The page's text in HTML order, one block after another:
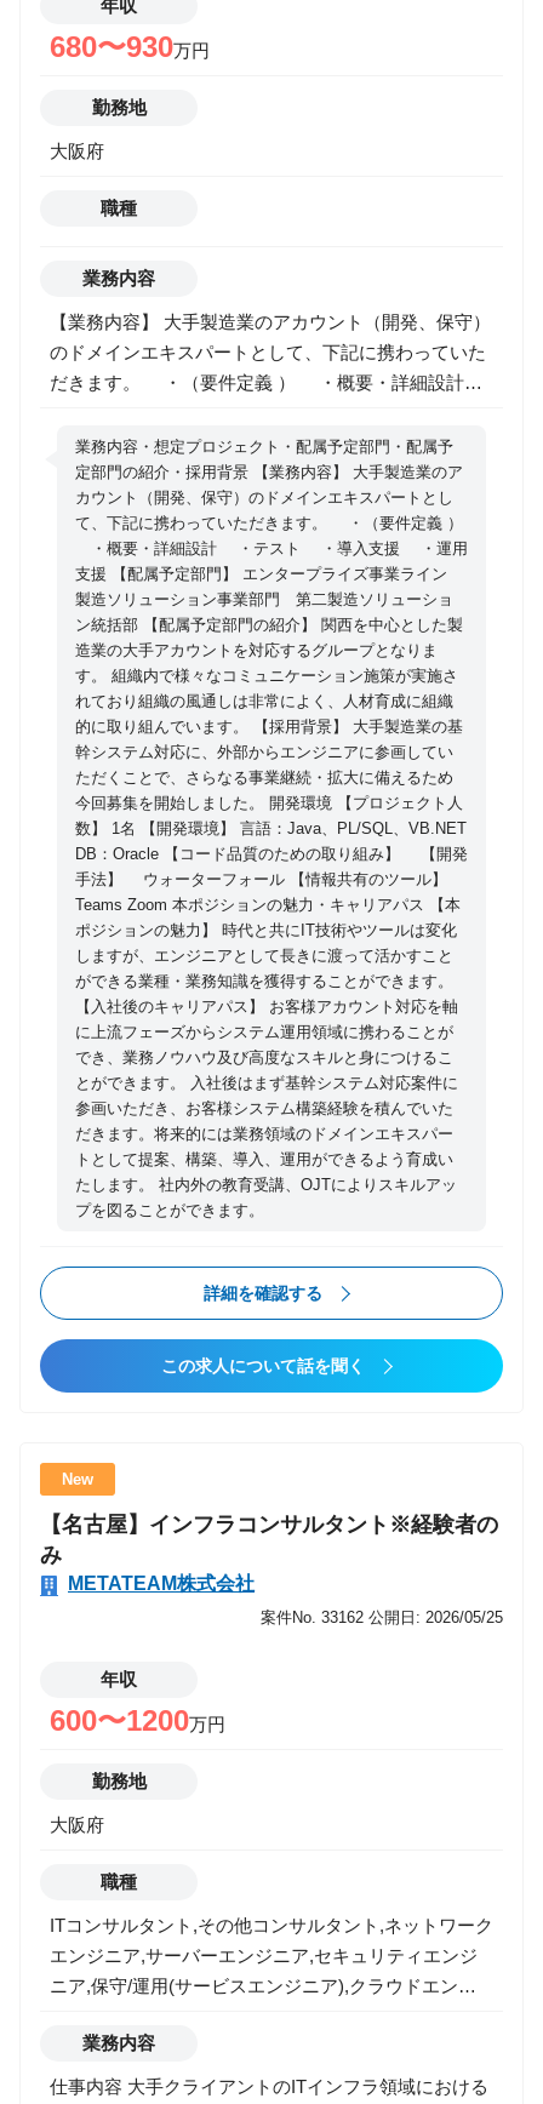
キャプチャデータの調整・クリーニング ・手付けアニ
メーションの制作 ▼ ゲーム実装・調整 ・Unity：
Animator Controller／State Machine／Animation
Rigging ・Unreal：Anim Blueprint／State Machine／
Control Rig ・動きの遷移（ブレンド、補間）の調整 ・
での攻撃タイミング・ヒットフレーム合わせ ・カメラ
調整・フレーム削減 ・レスポンス改善のための調整
のクリーンアップ ▼ 演出・上流工程 ・アクション演
出案の提案 ・キャラ性を表現する動きの作成 ・企画
意図を理解したアニメーション表現 ・プランナー／エ
（Rig／Retargetなど） ・外注管理（FB、品質監修）
年収
680〜930万円
勤務地
大阪府
職種
業務内容
【業務内容】 大手製造業のアカウント（開発、保守）
のドメインエキスパートとして、下記に携わっていた
だきます。 ・（要件定義 ） ・概要・詳細設計
門】 エンタープライズ事業ライン 製造ソリューショ
ン事業部門 第二製造ソリューション統括部 【配属予
定部門の紹介】 関西を中心とした製造業の大手アカウ
ントを対応するグループとなります。 組織内で様々な
コミュニケーション施策が実施されており組織の風通
しは非常によく、人材育成に組織的に取り組んでいま
す。 【採用背景】 大手製造業の基幹システム対応
に、外部からエンジニアに参画していただくことで、
さらなる事業継続・拡大に備えるため今回募集を開始
しました。
業務内容・想定プロジェクト・配属予定部門・配属予
定部門の紹介・採用背景 【業務内容】 大手製造業のア
カウント（開発、保守）のドメインエキスパートとし
て、下記に携わっていただきます。 ・（要件定義 ）
・概要・詳細設計 ・テスト ・導入支援 ・運用
支援 【配属予定部門】 エンタープライズ事業ライン
製造ソリューション事業部門 第二製造ソリューショ
ン統括部 【配属予定部門の紹介】 関西を中心とした製
造業の大手アカウントを対応するグループとなりま
す。 組織内で様々なコミュニケーション施策が実施さ
れており組織の風通しは非常によく、人材育成に組織
的に取り組んでいます。 【採用背景】 大手製造業の基
幹システム対応に、外部からエンジニアに参画してい
ただくことで、さらなる事業継続・拡大に備えるため
今回募集を開始しました。 開発環境 【プロジェクト人
数】 1名 【開発環境】 言語：Java、PL/SQL、VB.NET
DB：Oracle 【コード品質のための取り組み】 【開発
手法】 ウォーターフォール 【情報共有のツール】
Teams Zoom 本ポジションの魅力・キャリアパス 【本
ポジションの魅力】 時代と共にIT技術やツールは変化
しますが、エンジニアとして長きに渡って活かすこと
ができる業種・業務知識を獲得することができます。
【入社後のキャリアパス】 お客様アカウント対応を軸
に上流フェーズからシステム運用領域に携わることが
でき、業務ノウハウ及び高度なスキルと身につけるこ
とができます。 入社後はまず基幹システム対応案件に
参画いただき、お客様システム構築経験を積んでいた
だきます。将来的には業務領域のドメインエキスパー
トとして提案、構築、導入、運用ができるよう育成い
たします。 社内外の教育受講、OJTによりスキルアッ
プを図ることができます。
詳細を確認する
この求人について話を聞く
New
【名古屋】インフラコンサルタント※経験者の
み
METATEAM株式会社
案件No. 33162 公開日: 2026/05/25
年収
600〜1200万円
勤務地
大阪府
職種
ITコンサルタント,その他コンサルタント,ネットワーク
エンジニア,サーバーエンジニア,セキュリティエンジ
ニア,保守/運用(サービスエンジニア),クラウドエンジ
業務内容
仕事内容 大手クライアントのITインフラ領域における